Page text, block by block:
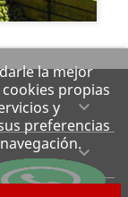
la mejor
propias
y
preferencias

